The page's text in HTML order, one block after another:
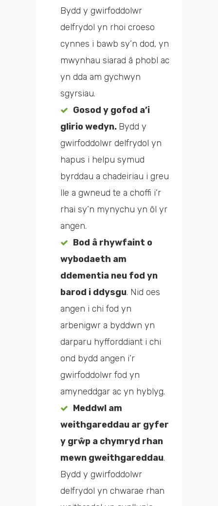
Bydd y gwirfoddolwr
delfrydol yn rhoi croeso
cynnes i bawb sy’n dod, yn
mwynhau siarad â phobl ac
yn dda am gychwyn
sgyrsiau.
Gosod y gofod a’i
glirio wedyn. Bydd y
gwirfoddolwr delfrydol yn
hapus i helpu symud
byrddau a chadeiriau i greu
lle a gwneud te a choffi i’r
rhai sy’n mynychu yn ôl yr
angen.
Bod â rhywfaint o
wybodaeth am
ddementia neu fod yn
barod i ddysgu. Nid oes
angen i chi fod yn
arbenigwr a byddwn yn
darparu hyfforddiant i chi
ond bydd angen i’r
gwirfoddolwr fod yn
amyneddgar ac yn hyblyg.
Meddwl am
weithgareddau ar gyfer
y grŵp a chymryd rhan
mewn gweithgareddau.
Bydd y gwirfoddolwr
delfrydol yn chwarae rhan